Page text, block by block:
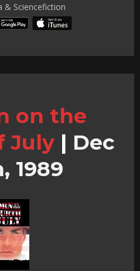
& Sciencefiction
on the
July | Dec
1989